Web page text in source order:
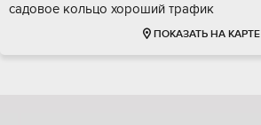
садовое кольцо хороший трафик
ПОКАЗАТЬ НА КАРТЕ